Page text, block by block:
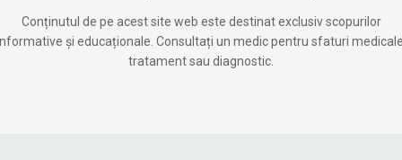
Conținutul de pe acest site web este destinat exclusiv scopurilor
și educaționale. Consultați un medic pentru sfaturi
tratament sau diagnostic.